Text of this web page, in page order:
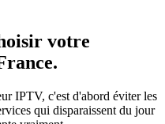
votre
IPTV, c'est d'abord éviter les
qui disparaissent du jour